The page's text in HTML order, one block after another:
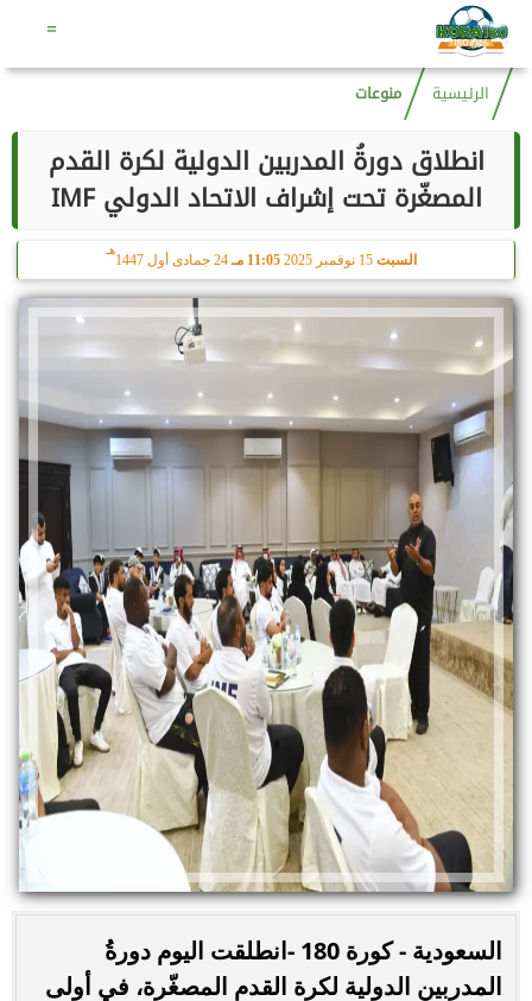
=
الرئيسية منوعات
انطلاق دورةُ المدربين الدولية لكرة القدم
المصغّرة تحت إشراف الاتحاد الدولي IMF
السبت 11:05 مـ 24 جمادى أول 1447
هـ
السعودية - كورة 180 -انطلقت اليوم دورةُ
المدربين الدولية لكرة القدم المصغّرة، في أولى